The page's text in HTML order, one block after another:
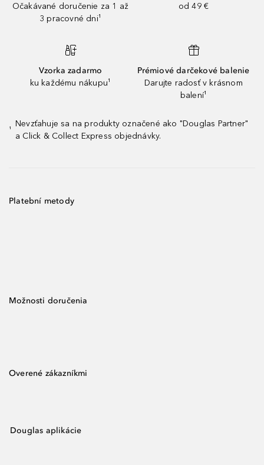
Očakávané doručenie za 1 až
3 pracovné dni¹
od 49 €
Vzorka zadarmo
ku každému nákupu¹
Prémiové darčekové balenie
Darujte radosť v krásnom
balení¹
¹
Nevzťahuje sa na produkty označené ako "Douglas Partner"
a Click & Collect Express objednávky.
Platební metody
Možnosti doručenia
Overené zákazníkmi
Douglas aplikácie